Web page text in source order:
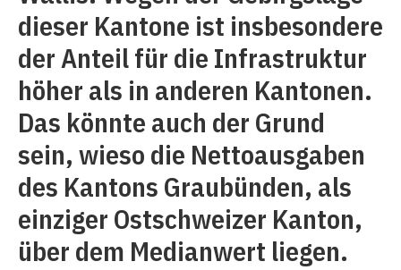
dieser Kantone ist insbesondere
der Anteil für die Infrastruktur
höher als in anderen Kantonen.
Das könnte auch der Grund
sein, wieso die Nettoausgaben
des Kantons Graubünden, als
einziger Ostschweizer Kanton,
über dem Medianwert liegen.